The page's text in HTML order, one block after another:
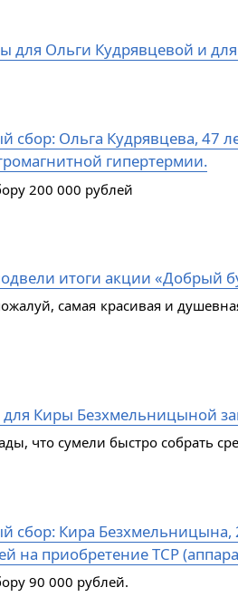
для Ольги Кудрявцевой и
сбор: Ольга Кудрявцева, 47
гипертермии.
200 000 рублей
итоги акции «Добрый
самая красивая и
для Киры Безхмельницыной
что сумели быстро собрать
сбор: Кира Безхмельницына,
на приобретение ТСР
90 000 рублей.